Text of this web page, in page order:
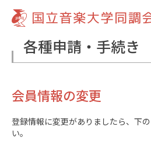
各種申請・手続き
会員情報の変更
登録情報に変更がありましたら、下
い。